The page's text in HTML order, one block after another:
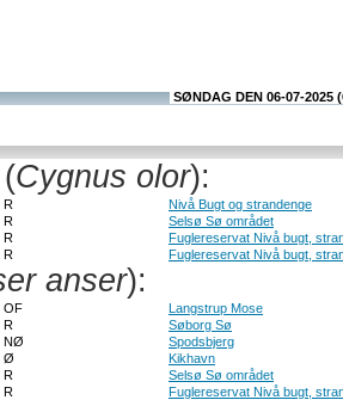
SØNDAG DEN 06-07-2025 (
(Cygnus olor):
R
Nivå Bugt og strandenge
R
Selsø Sø området
R
Fuglereservat Nivå bugt,
R Fuglereservat Nivå bugt,
anser):
OF
Langstrup Mose
R
Søborg Sø
NØ
Spodsbjerg
Ø
Kikhavn
R
Selsø Sø området
R
Fuglereservat Nivå bugt,